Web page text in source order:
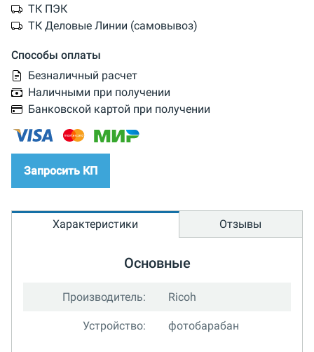
ТК ПЭК
ТК Деловые Линии (самовывоз)
Способы оплаты
Безналичный расчет
Наличными при получении
Банковской картой при получении
Запросить КП
Характеристики Отзывы
Основные
Производитель: Ricoh
Устройство: фотобарабан